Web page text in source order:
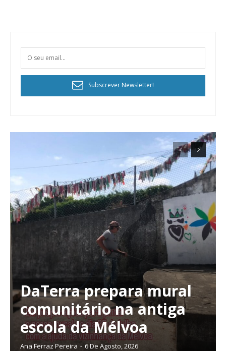
Subscrever Newsletter!
DaTerra prepara mural
comunitário na antiga
escola da Mélvoa
Ana Ferraz Pereira - 6 De Agosto, 2026